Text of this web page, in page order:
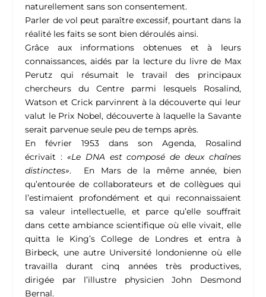
naturellement sans son consentement.
Parler de vol peut paraître excessif, pourtant dans la
réalité les faits se sont bien déroulés ainsi.
Grâce aux informations obtenues et à leurs
connaissances, aidés par la lecture du livre de Max
Perutz qui résumait le travail des principaux
chercheurs du Centre parmi lesquels Rosalind,
Watson et Crick parvinrent à la découverte qui leur
valut le Prix Nobel, découverte à laquelle la Savante
serait parvenue seule peu de temps après.
En février 1953 dans son Agenda, Rosalind
écrivait : «Le DNA est composé de deux chaînes
distinctes». En Mars de la même année, bien
qu’entourée de collaborateurs et de collègues qui
l’estimaient profondément et qui reconnaissaient
sa valeur intellectuelle, et parce qu’elle souffrait
dans cette ambiance scientifique où elle vivait, elle
quitta le King’s College de Londres et entra à
Birbeck, une autre Université londonienne où elle
travailla durant cinq années très productives,
dirigée par l’illustre physicien John Desmond
Bernal.